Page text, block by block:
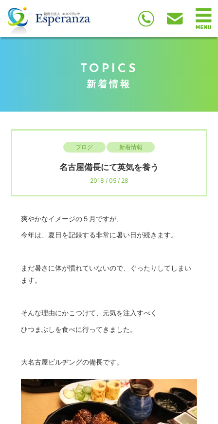
TOPICS
新着情報
ブログ 新着情報
名古屋備長にて英気を養う
2018 / 05 / 28
爽やかなイメージの５月ですが、
今年は、夏日を記録する非常に暑い日が続きます。
まだ暑さに体が慣れていないので、ぐったりしてしまい
ます。
そんな理由にかこつけて、元気を注入すべく
ひつまぶしを食べに行ってきました。
大名古屋ビルヂングの備長です。